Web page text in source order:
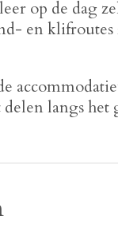
op de dag
en
langs